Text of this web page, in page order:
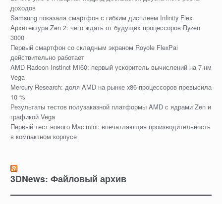
доходов
Samsung показала смартфон с гибким дисплеем Infinity Flex
Архитектура Zen 2: чего ждать от будущих процессоров Ryzen
3000
Первый смартфон со складным экраном Royole FlexPai
действительно работает
AMD Radeon Instinct MI60: первый ускоритель вычислений на 7-нм
Vega
Mercury Research: доля AMD на рынке x86-процессоров превысила
10 %
Результаты тестов полузаказной платформы AMD с ядрами Zen и
графикой Vega
Первый тест нового Mac mini: впечатляющая производительность
в компактном корпусе
3DNews: Файловый архив